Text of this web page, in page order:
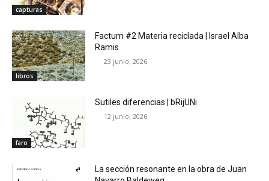
capturas
libros
Factum #2 Materia reciclada | Israel Alba
Ramis
23 junio, 2026
faro
Sutiles diferencias | bRijUNi
12 junio, 2026
La sección resonante en la obra de Juan